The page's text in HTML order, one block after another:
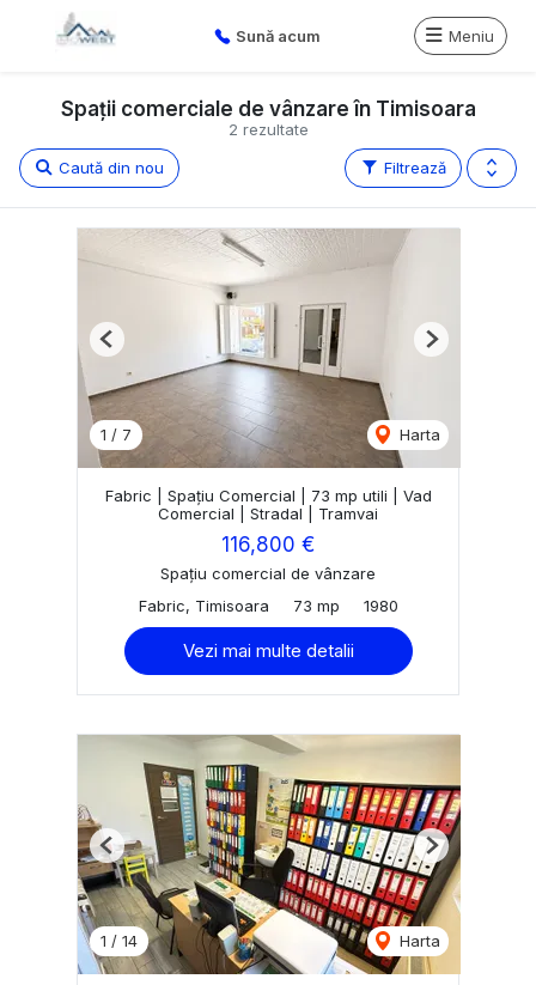
Sună acum Meniu
2 rezultate
Spații comerciale de vânzare în Timisoara
Filtrează
Caută din nou
1 / 7 Harta
Previous Next
Fabric | Spațiu Comercial | 73 mp utili | Vad
Comercial | Stradal | Tramvai
116,800 €
Spațiu comercial de vânzare
Fabric, Timisoara
73 mp 1980
Vezi mai multe detalii
1 / 14 Harta
Previous Next